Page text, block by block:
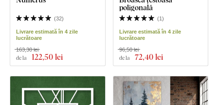
(32)
Livrare estimată în 4 zile
lucrătoare
de la 122,50 lei
163,30 lei
poligonală
(1)
Livrare estimată în 4 zile
lucrătoare
de la 72,40 lei
96,50 lei